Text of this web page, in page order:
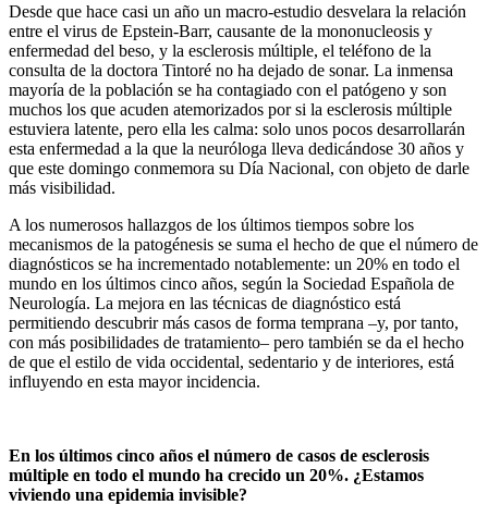
Desde que hace casi un año un macro-estudio desvelara la relación
entre el virus de Epstein-Barr, causante de la mononucleosis y
enfermedad del beso, y la esclerosis múltiple, el teléfono de la
consulta de la doctora Tintoré no ha dejado de sonar. La inmensa
mayoría de la población se ha contagiado con el patógeno y son
muchos los que acuden atemorizados por si la esclerosis múltiple
estuviera latente, pero ella les calma: solo unos pocos desarrollarán
esta enfermedad a la que la neuróloga lleva dedicándose 30 años y
que este domingo conmemora su Día Nacional, con objeto de darle
más visibilidad.
A los numerosos hallazgos de los últimos tiempos sobre los
mecanismos de la patogénesis se suma el hecho de que el número de
diagnósticos se ha incrementado notablemente: un 20% en todo el
mundo en los últimos cinco años, según la Sociedad Española de
Neurología. La mejora en las técnicas de diagnóstico está
permitiendo descubrir más casos de forma temprana –y, por tanto,
con más posibilidades de tratamiento– pero también se da el hecho
de que el estilo de vida occidental, sedentario y de interiores, está
influyendo en esta mayor incidencia.
En los últimos cinco años el número de casos de esclerosis
múltiple en todo el mundo ha crecido un 20%. ¿Estamos
viviendo una epidemia invisible?